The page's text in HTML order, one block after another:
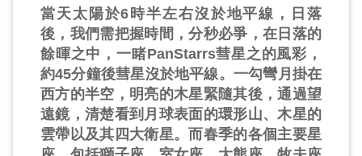
當天太陽於6時半左右沒於地平線，日落
後，我們需把握時間，分秒必爭，在日落的
餘暉之中，一睹PanStarrs彗星之的風彩，
約45分鐘後彗星沒於地平線。一勾彎月掛在
西方的半空，明亮的木星緊隨其後，通過望
遠鏡，清楚看到月球表面的環形山、木星的
雲帶以及其四大衛星。而春季的各個主要星